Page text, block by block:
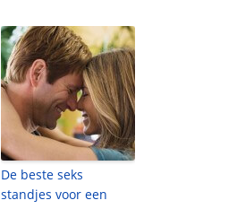
De beste seks
standjes voor een